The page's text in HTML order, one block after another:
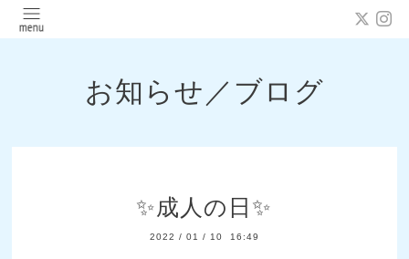
お知らせ／ブログ
✨成人の日✨
2022 / 01 / 10 16:49